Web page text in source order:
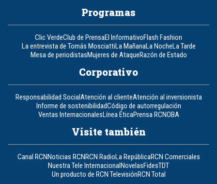
Programas
Clic VerdeClub de PrensaEl InformativoFlash Fashion
La entrevista de Tomás MosciattiLa MañanaLa NocheLa Tarde
Mesa de periodistasMujeres de AtaqueRazón de Estado
Corporativo
Responsabilidad SocialAtención al clienteAtención al inversionista
Informe de sostenibilidadCódigo de autorregulación
Ventas InternacionalesLínea ÉticaPrensa RCNOBA
Visite también
Canal RCNNoticias RCNRCN RadioLa RepúblicaRCN Comerciales
Nuestra Tele InternacionalNovelasFidesTDT
Un producto de RCN TelevisiónRCN Total